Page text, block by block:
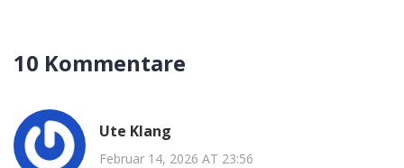
10 Kommentare
Ute Klang
Februar 14, 2026 AT 23:56